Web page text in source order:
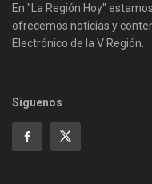
En "La Región Hoy"
ofrecemos noticias y
Electrónico de la V Región.
Siguenos